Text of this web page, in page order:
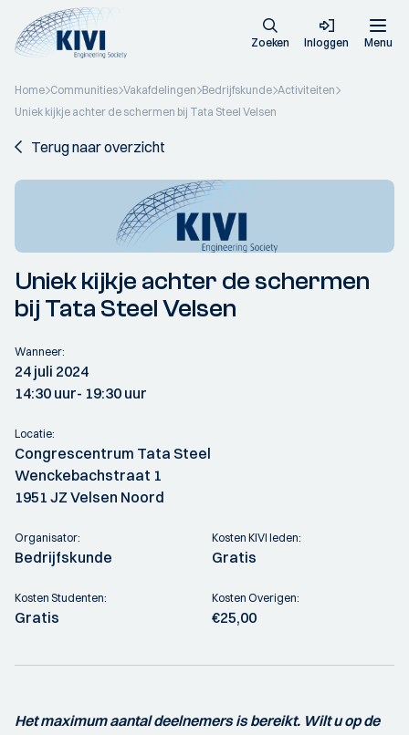
Zoeken Inloggen Menu
Home Communities Vakafdelingen Bedrijfskunde Activiteiten
Uniek kijkje achter de schermen bij Tata Steel Velsen
Terug naar overzicht
Uniek kijkje achter de schermen
bij Tata Steel Velsen
Wanneer:
24 juli 2024
14:30 uur- 19:30 uur
Locatie:
Congrescentrum Tata Steel
Wenckebachstraat 1
1951 JZ Velsen Noord
Organisator:
Bedrijfskunde
Kosten KIVI leden:
Gratis
Kosten Studenten:
Gratis
Kosten Overigen:
€25,00
Het maximum aantal deelnemers is bereikt. Wilt u op de